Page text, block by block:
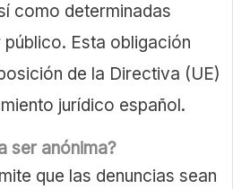
como determinadas
Esta obligación
de la Directiva (UE)
jurídico español.
ser anónima?
que las denuncias sean